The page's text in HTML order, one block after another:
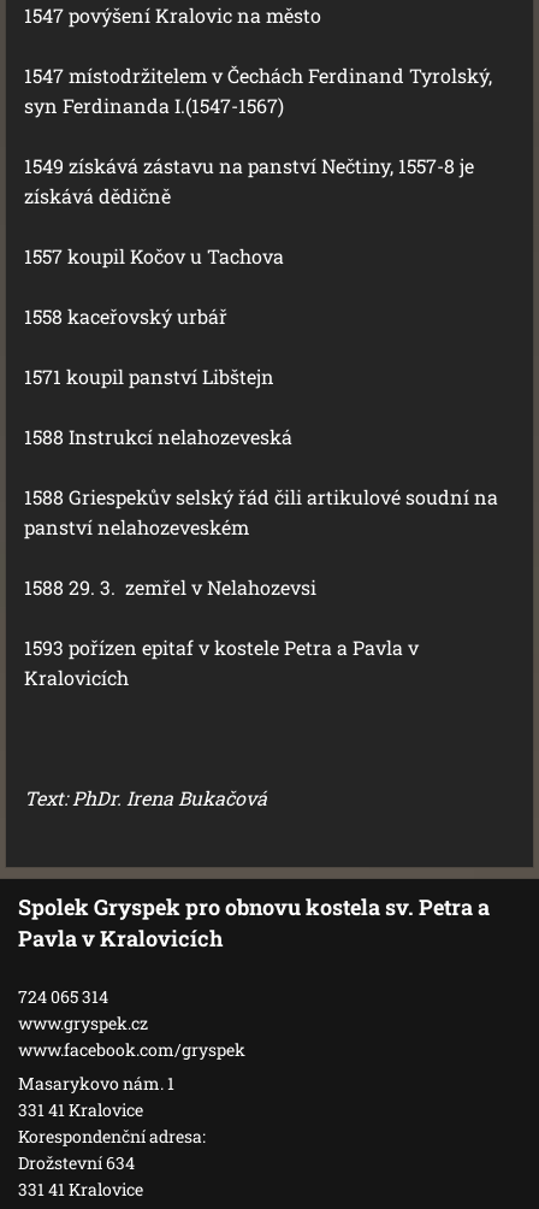
1547 povýšení Kralovic na město
1547 místodržitelem v Čechách Ferdinand Tyrolský,
syn Ferdinanda I.(1547-1567)
1549 získává zástavu na panství Nečtiny, 1557-8 je
získává dědičně
1557 koupil Kočov u Tachova
1558 kaceřovský urbář
1571 koupil panství Libštejn
1588 Instrukcí nelahozeveská
1588 Griespekův selský řád čili artikulové soudní na
panství nelahozeveském
1588 29. 3. zemřel v Nelahozevsi
1593 pořízen epitaf v kostele Petra a Pavla v
Kralovicích
Text: PhDr. Irena Bukačová
Spolek Gryspek pro obnovu kostela sv. Petra a
Pavla v Kralovicích
724 065 314
www.gryspek.cz
www.facebook.com/gryspek
Masarykovo nám. 1
331 41 Kralovice
Korespondenční adresa:
Drožstevní 634
331 41 Kralovice